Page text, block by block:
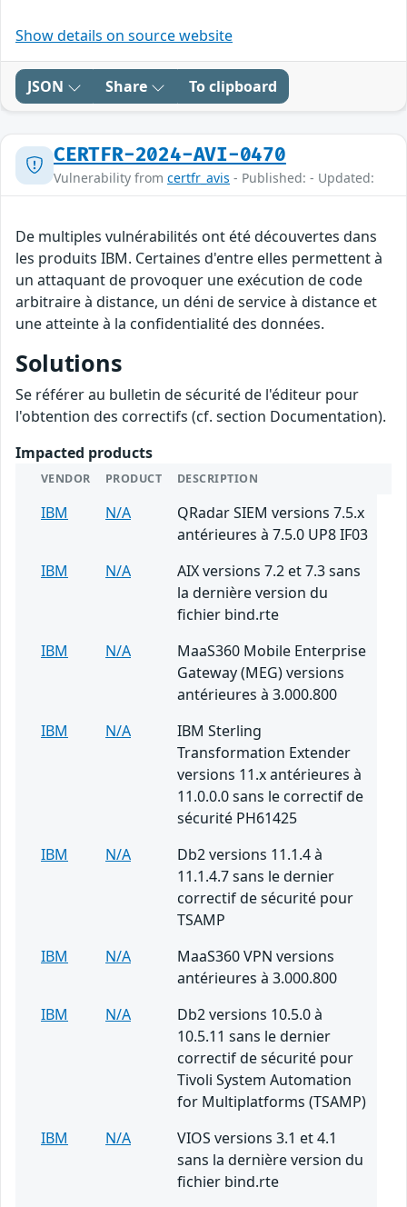
Show details on source website
JSON Share To clipboard
CERTFR-2024-AVI-0470
Vulnerability from certfr_avis - Published: - Updated:
De multiples vulnérabilités ont été découvertes dans
les produits IBM. Certaines d'entre elles permettent à
un attaquant de provoquer une exécution de code
arbitraire à distance, un déni de service à distance et
une atteinte à la confidentialité des données.
Solutions
Se référer au bulletin de sécurité de l'éditeur pour
l'obtention des correctifs (cf. section Documentation).
Impacted products
VENDOR PRODUCT DESCRIPTION
IBM N/A
QRadar SIEM versions 7.5.x
antérieures à 7.5.0 UP8 IF03
IBM
N/A
AIX versions 7.2 et 7.3 sans
la dernière version du
fichier bind.rte
IBM
N/A
MaaS360 Mobile Enterprise
Gateway (MEG) versions
antérieures à 3.000.800
IBM
N/A
IBM Sterling
Transformation Extender
versions 11.x antérieures à
11.0.0.0 sans le correctif de
sécurité PH61425
IBM
N/A
Db2 versions 11.1.4 à
11.1.4.7 sans le dernier
correctif de sécurité pour
TSAMP
IBM
N/A
MaaS360 VPN versions
antérieures à 3.000.800
IBM
N/A
Db2 versions 10.5.0 à
10.5.11 sans le dernier
correctif de sécurité pour
Tivoli System Automation
for Multiplatforms (TSAMP)
IBM
N/A
VIOS versions 3.1 et 4.1
sans la dernière version du
fichier bind.rte